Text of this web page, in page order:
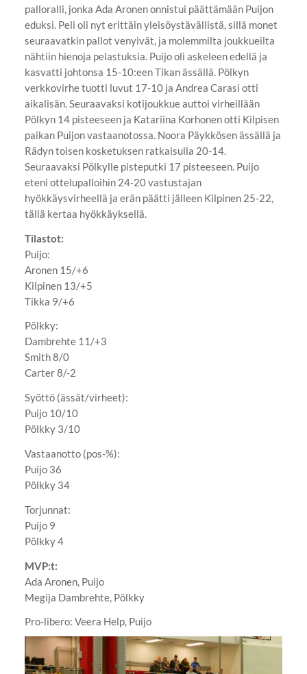
palloralli, jonka Ada Aronen onnistui päättämään Puijon
eduksi. Peli oli nyt erittäin yleisöystävällistä, sillä monet
seuraavatkin pallot venyivät, ja molemmilta joukkueilta
nähtiin hienoja pelastuksia. Puijo oli askeleen edellä ja
kasvatti johtonsa 15-10:een Tikan ässällä. Pölkyn
verkkovirhe tuotti luvut 17-10 ja Andrea Carasi otti
aikalisän. Seuraavaksi kotijoukkue auttoi virheillään
Pölkyn 14 pisteeseen ja Katariina Korhonen otti Kilpisen
paikan Puijon vastaanotossa. Noora Päykkösen ässällä ja
Rädyn toisen kosketuksen ratkaisulla 20-14.
Seuraavaksi Pölkylle pisteputki 17 pisteeseen. Puijo
eteni ottelupalloihin 24-20 vastustajan
hyökkäysvirheellä ja erän päätti jälleen Kilpinen 25-22,
tällä kertaa hyökkäyksellä.
Tilastot:
Puijo:
Aronen 15/+6
Kilpinen 13/+5
Tikka 9/+6
Pölkky:
Dambrehte 11/+3
Smith 8/0
Carter 8/-2
Syöttö (ässät/virheet):
Puijo 10/10
Pölkky 3/10
Vastaanotto (pos-%):
Puijo 36
Pölkky 34
Torjunnat:
Puijo 9
Pölkky 4
MVP:t:
Ada Aronen, Puijo
Megija Dambrehte, Pölkky
Pro-libero: Veera Help, Puijo